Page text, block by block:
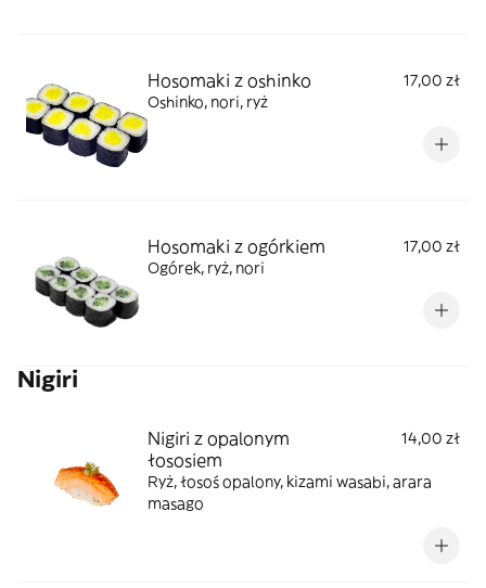
Hosomaki z oshinko
17,00 zł
Oshinko, nori, ryż
Hosomaki z ogórkiem
17,00 zł
Ogórek, ryż, nori
Nigiri
Nigiri z opalonym
łososiem
14,00 zł
Ryż, łosoś opalony, kizami wasabi, arara
masago